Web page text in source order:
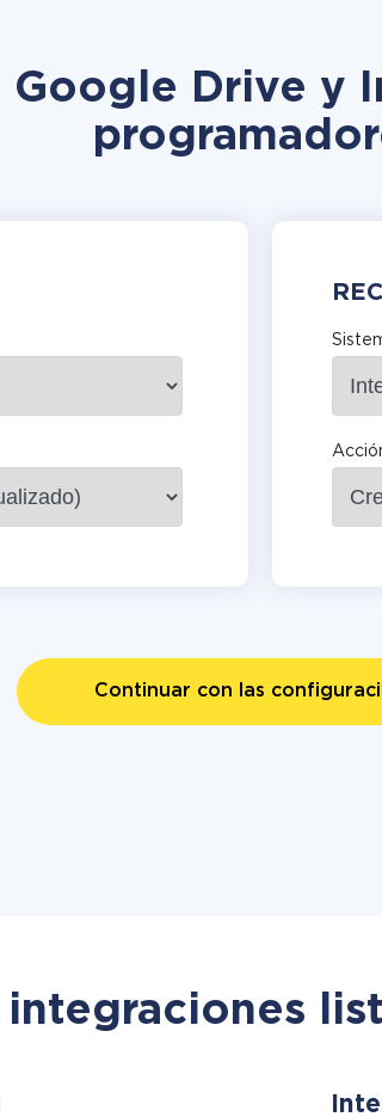
Drive y
Continuar con las
integraciones